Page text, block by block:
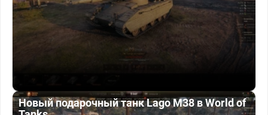
Новый подарочный танк Lago M38 в World of